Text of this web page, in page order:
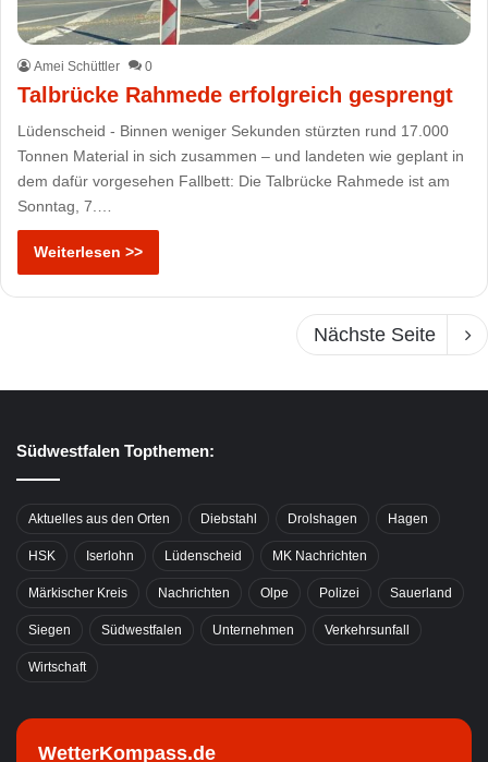
Amei Schüttler 0
Talbrücke Rahmede erfolgreich gesprengt
Lüdenscheid - Binnen weniger Sekunden stürzten rund 17.000
Tonnen Material in sich zusammen – und landeten wie geplant in
dem dafür vorgesehen Fallbett: Die Talbrücke Rahmede ist am
Sonntag, 7.…
Weiterlesen >>
Nächste Seite
Südwestfalen Topthemen:
Aktuelles aus den Orten Diebstahl Drolshagen Hagen
HSK Iserlohn Lüdenscheid MK Nachrichten
Märkischer Kreis Nachrichten Olpe Polizei Sauerland
Siegen Südwestfalen Unternehmen Verkehrsunfall
Wirtschaft
WetterKompass.de